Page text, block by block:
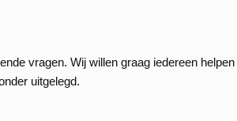
vragen. Wij willen graag iedereen
uitgelegd.